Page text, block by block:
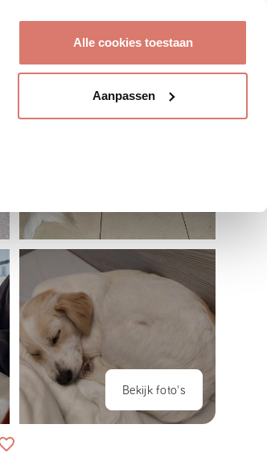
Alle cookies toestaan
Aanpassen
Bekijk foto's